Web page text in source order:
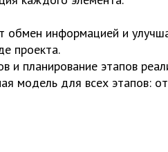
информацией и
проекта.
и планирование этапов
для всех этапов: